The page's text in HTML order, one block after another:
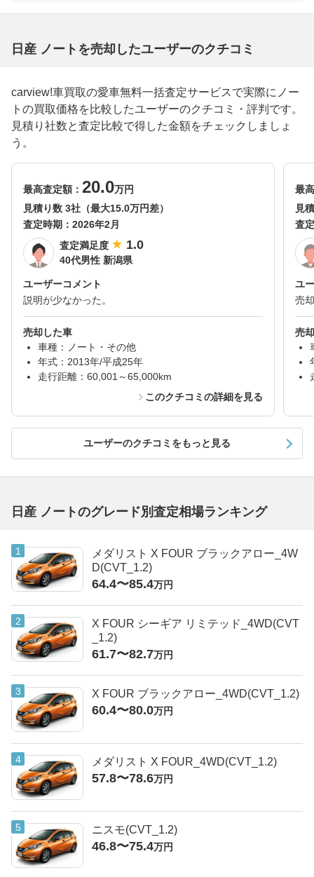
日産 ノートを売却したユーザーのクチコミ
carview!車買取の愛車無料一括査定サービスで実際にノー
トの買取価格を比較したユーザーのクチコミ・評判です。
見積り社数と査定比較で得した金額をチェックしましょ
う。
最高査定額： 20.0万円
見積り数 3社（最大15.0万円差）
査定時期： 2026年2月
査定満足度
1.0
40代男性 新潟県
ユーザーコメント
説明が少なかった。
売却した車
車種：ノート・その他
年式：2013年/平成25年
走行距離：60,001～65,000km
このクチコミの詳細を見る
最
見
査
ユ
売
売
ユーザーのクチコミをもっと見る
日産 ノートのグレード別査定相場ランキング
メダリスト X FOUR ブラックアロー_4W
D(CVT_1.2)
64.4〜85.4万円
X FOUR シーギア リミテッド_4WD(CVT
_1.2)
61.7〜82.7万円
X FOUR ブラックアロー_4WD(CVT_1.2)
60.4〜80.0万円
メダリスト X FOUR_4WD(CVT_1.2)
57.8〜78.6万円
ニスモ(CVT_1.2)
46.8〜75.4万円